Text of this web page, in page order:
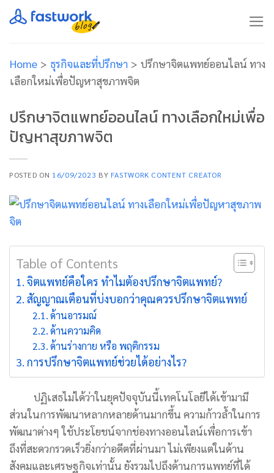
Skip
to
Home > ธุรกิจและที่ปรึกษา > ปรึกษาจิตแพทย์ออนไลน์ ทาง
เลือกใหม่เพื่อปัญหาสุขภาพจิต
ปรึกษาจิตแพทย์ออนไลน์ ทางเลือกใหม่เพื่อ
ปัญหาสุขภาพจิต
POSTED ON 16/09/2023 BY FASTWORK CONTENT CREATOR
Table of Contents
จิตแพทย์คือใคร ทำไมต้องปรึกษาจิตแพทย์?
สัญญาณเตือนที่บ่งบอกว่าคุณควรปรึกษาจิตแพทย์
ด้านอารมณ์
ด้านความคิด
ด้านร่างกาย หรือ พฤติกรรม
การปรึกษาจิตแพทย์ช่วยได้อย่างไร?
ปฏิเสธไม่ได้ว่าในยุคปัจจุบันนี้เทคโนโลยีได้เข้ามามี
ส่วนในการพัฒนาหลากหลายด้านมากขึ้น ความก้าวล้ำในการ
พัฒนาต่างๆ ใช้ประโยชน์จากช่องทางออนไลน์เพื่อการเข้า
ถึงที่สะดวกรวดเร็วยิ่งกว่าอดีตที่ผ่านมา ไม่เพียงแต่ในด้าน
สังคมและเศรษฐกิจเท่านั้น ยังรวมไปถึงด้านการแพทย์ที่ได้